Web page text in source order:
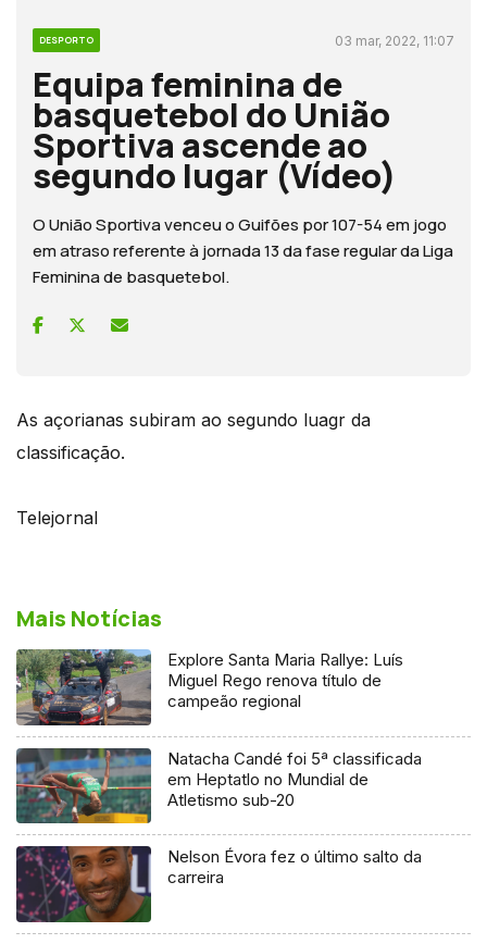
DESPORTO 03 mar, 2022, 11:07
Equipa feminina de
basquetebol do União
Sportiva ascende ao
segundo lugar (Vídeo)
O União Sportiva venceu o Guifões por 107-54 em jogo
em atraso referente à jornada 13 da fase regular da Liga
Feminina de basquetebol.
As açorianas subiram ao segundo luagr da
classificação.
Telejornal
Mais Notícias
Explore Santa Maria Rallye: Luís
Miguel Rego renova título de
campeão regional
Natacha Candé foi 5ª classificada
em Heptatlo no Mundial de
Atletismo sub-20
Nelson Évora fez o último salto da
carreira